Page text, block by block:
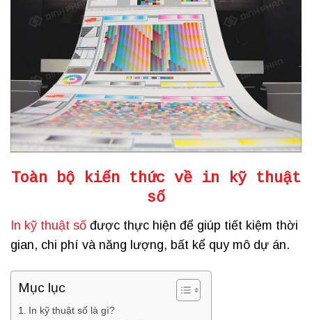
Toàn bộ kiến thức về in kỹ thuật
số
In kỹ thuật số được thực hiện để giúp tiết kiệm thời
gian, chi phí và năng lượng, bất kể quy mô dự án.
Mục lục
In kỹ thuật số là gì?